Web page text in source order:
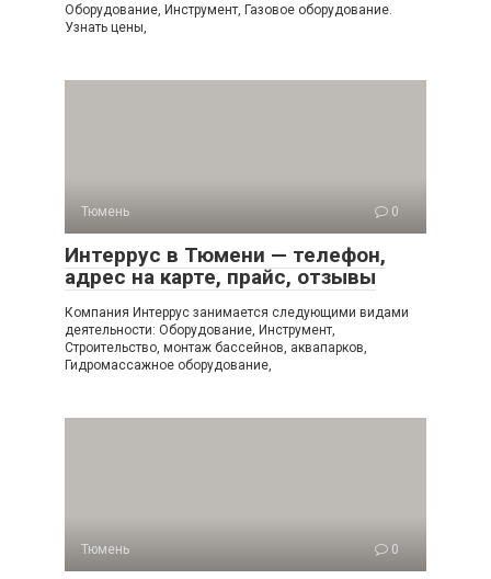
Оборудование, Инструмент, Газовое оборудование.
Узнать цены,
Тюмень 0
Интеррус в Тюмени — телефон,
адрес на карте, прайс, отзывы
Компания Интеррус занимается следующими видами
деятельности: Оборудование, Инструмент,
Строительство, монтаж бассейнов, аквапарков,
Гидромассажное оборудование,
Тюмень 0